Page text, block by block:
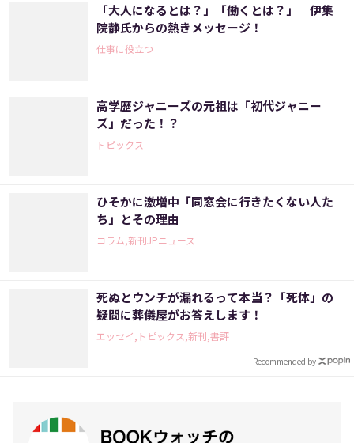
「大人になるとは？」「働くとは？」 伊集
院静氏からの熱きメッセージ！
仕事に役立つ
高学歴ジャニーズの元祖は「初代ジャニー
ズ」だった！？
トピックス
ひそかに激増中「同窓会に行きたくない人た
ち」とその理由
コラム,新刊JPニュース
死ぬとウンチが漏れるって本当？「死体」の
疑問に葬儀屋がお答えします！
エッセイ,トピックス,新刊,書評
Recommended by